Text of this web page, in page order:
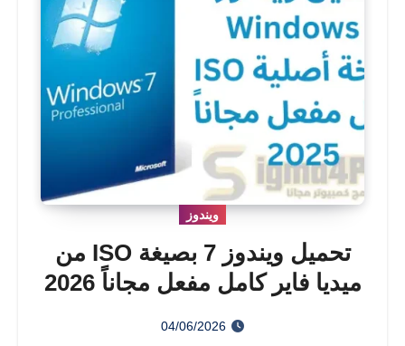
ويندوز
تحميل ويندوز 7 بصيغة ISO من
ميديا فاير كامل مفعل مجاناً 2026
04/06/2026